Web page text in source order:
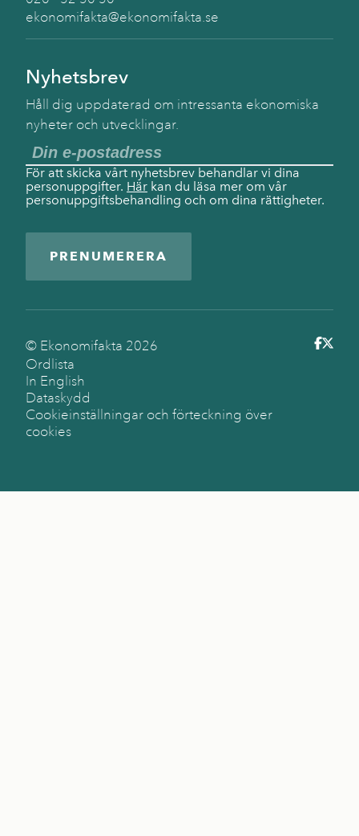
ekonomifakta@ekonomifakta.se
Nyhetsbrev
Håll dig uppdaterad om intressanta ekonomiska
nyheter och utvecklingar.
För att skicka vårt nyhetsbrev behandlar vi dina
personuppgifter. Här kan du läsa mer om vår
personuppgiftsbehandling och om dina rättigheter.
PRENUMERERA
© Ekonomifakta 2026
Ordlista
In English
Dataskydd
Cookieinställningar och förteckning över
cookies